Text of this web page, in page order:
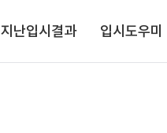
지난입시결과 입시도우미